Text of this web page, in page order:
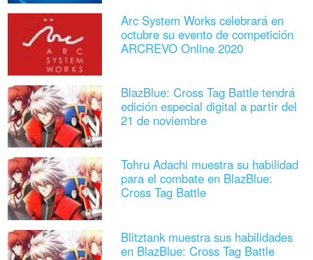
Arc System Works celebrará en
octubre su evento de competición
ARCREVO Online 2020
BlazBlue: Cross Tag Battle tendrá
edición especial digital a partir del
21 de noviembre
Tohru Adachi muestra su habilidad
para el combate en BlazBlue:
Cross Tag Battle
Blitztank muestra sus habilidades
en BlazBlue: Cross Tag Battle